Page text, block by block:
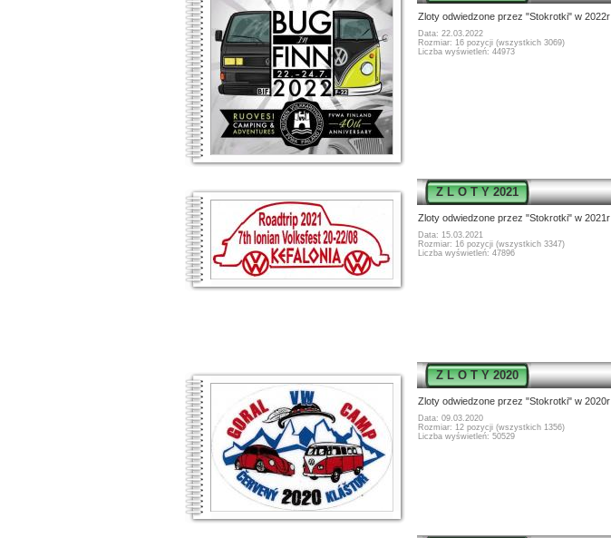
Zloty odwiedzone przez "Stokrotki" w 2022r
Data: 22.03.2022
Rozmiar: 16 pozycji (wszystkich 3069)
Liczba wyświetleń: 44973
Z L O T Y 2021
Zloty odwiedzone przez "Stokrotki" w 2021r
Data: 15.03.2021
Rozmiar: 16 pozycji (wszystkich 3347)
Liczba wyświetleń: 47896
Z L O T Y 2020
Zloty odwiedzone przez "Stokrotki" w 2020r
Data: 09.03.2020
Rozmiar: 12 pozycji (wszystkich 1356)
Liczba wyświetleń: 50529